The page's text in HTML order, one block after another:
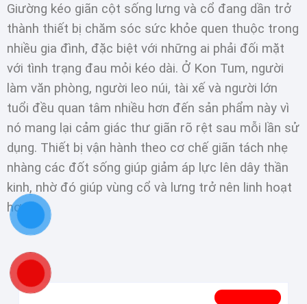
Giường kéo giãn cột sống lưng và cổ đang dần trở
thành thiết bị chăm sóc sức khỏe quen thuộc trong
nhiều gia đình, đặc biệt với những ai phải đối mặt
với tình trạng đau mỏi kéo dài. Ở Kon Tum, người
làm văn phòng, người leo núi, tài xế và người lớn
tuổi đều quan tâm nhiều hơn đến sản phẩm này vì
nó mang lại cảm giác thư giãn rõ rệt sau mỗi lần sử
dụng. Thiết bị vận hành theo cơ chế giãn tách nhẹ
nhàng các đốt sống giúp giảm áp lực lên dây thần
kinh, nhờ đó giúp vùng cổ và lưng trở nên linh hoạt
hơn.
GIƯỜNG KÉO GIÃN CỘT SỐNG LƯNG VÀ CỔ